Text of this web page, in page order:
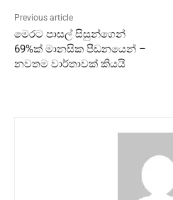
Previous article
මෙරට පාසල් සිසුන්ගෙන්
69%ක් මානසික පීඩනයෙන් –
නවතම වාර්තාවක් කියයි